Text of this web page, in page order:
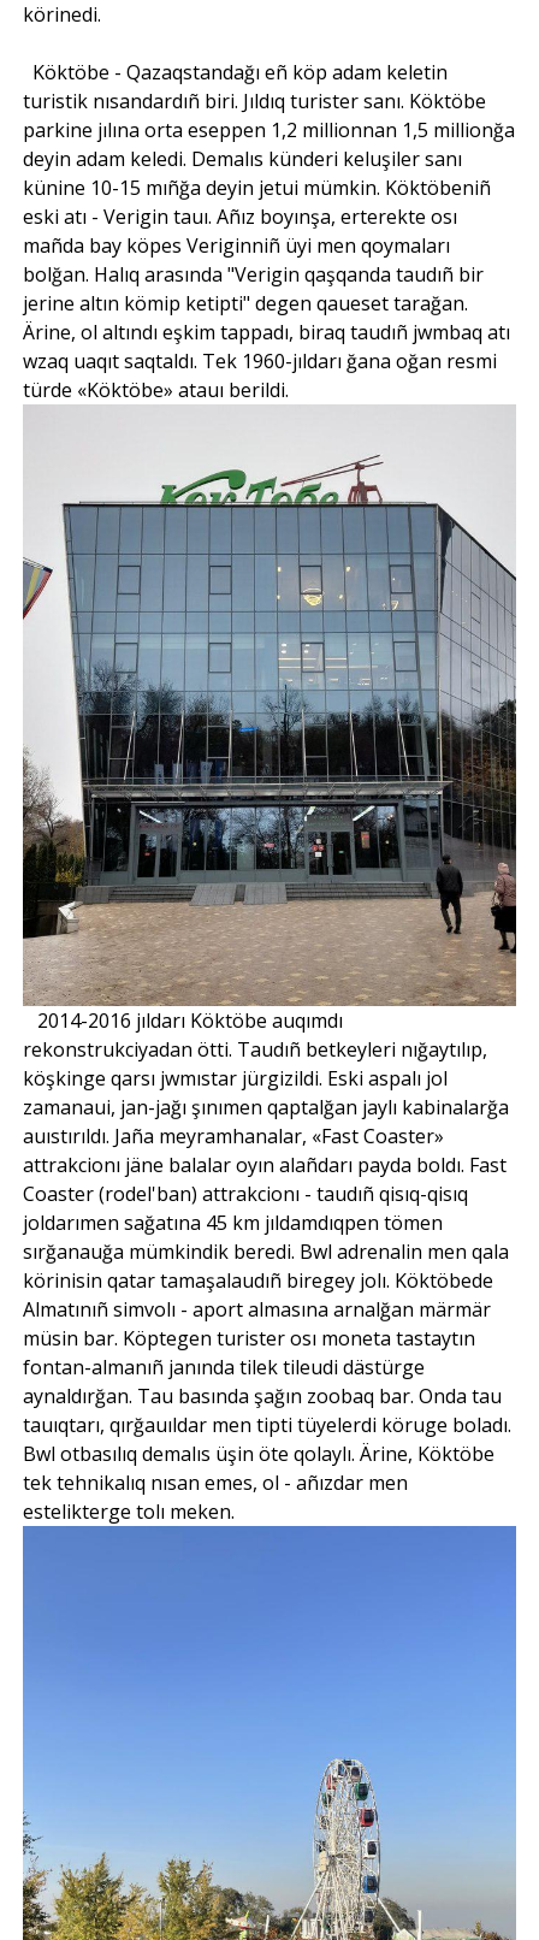
körinedi.
Köktöbe - Qazaqstandağı eñ köp adam keletin
turistik nısandardıñ biri. Jıldıq turister sanı. Köktöbe
parkine jılına orta eseppen 1,2 millionnan 1,5 millionğa
deyin adam keledi. Demalıs künderi keluşiler sanı
künine 10-15 mıñğa deyin jetui mümkin. Köktöbeniñ
eski atı - Verigin tauı. Añız boyınşa, erterekte osı
mañda bay köpes Veriginniñ üyi men qoymaları
bolğan. Halıq arasında "Verigin qaşqanda taudıñ bir
jerine altın kömip ketipti" degen qaueset tarağan.
Ärine, ol altındı eşkim tappadı, biraq taudıñ jwmbaq atı
wzaq uaqıt saqtaldı. Tek 1960-jıldarı ğana oğan resmi
türde «Köktöbe» atauı berildi.
2014-2016 jıldarı Köktöbe auqımdı
rekonstrukciyadan ötti. Taudıñ betkeyleri nığaytılıp,
köşkinge qarsı jwmıstar jürgizildi. Eski aspalı jol
zamanaui, jan-jağı şınımen qaptalğan jaylı kabinalarğa
auıstırıldı. Jaña meyramhanalar, «Fast Coaster»
attrakcionı jäne balalar oyın alañdarı payda boldı. Fast
Coaster (rodel'ban) attrakcionı - taudıñ qisıq-qisıq
joldarımen sağatına 45 km jıldamdıqpen tömen
sırğanauğa mümkindik beredi. Bwl adrenalin men qala
körinisin qatar tamaşalaudıñ biregey jolı. Köktöbede
Almatınıñ simvolı - aport almasına arnalğan märmär
müsin bar. Köptegen turister osı moneta tastaytın
fontan-almanıñ janında tilek tileudi dästürge
aynaldırğan. Tau basında şağın zoobaq bar. Onda tau
tauıqtarı, qırğauıldar men tipti tüyelerdi köruge boladı.
Bwl otbasılıq demalıs üşin öte qolaylı. Ärine, Köktöbe
tek tehnikalıq nısan emes, ol - añızdar men
estelikterge tolı meken.